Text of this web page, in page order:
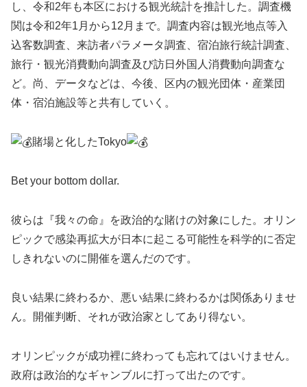
し、令和2年も本区における観光統計を推計した。調査機
関は令和2年1月から12月まで。調査内容は観光地点等入
込客数調査、来訪者パラメータ調査、宿泊旅行統計調査、
旅行・観光消費動向調査及び訪日外国人消費動向調査な
ど。尚、データなどは、今後、区内の観光団体・産業団
体・宿泊施設等と共有していく。
賭場と化したTokyo
Bet your bottom dollar.
彼らは『我々の命』を政治的な賭けの対象にした。オリン
ピックで感染再拡大が日本に起こる可能性を科学的に否定
しきれないのに開催を選んだのです。
良い結果に終わるか、悪い結果に終わるかは関係ありませ
ん。開催判断、それが政治家としてあり得ない。
オリンピックが成功裡に終わっても忘れてはいけません。
政府は政治的なギャンブルに打って出たのです。